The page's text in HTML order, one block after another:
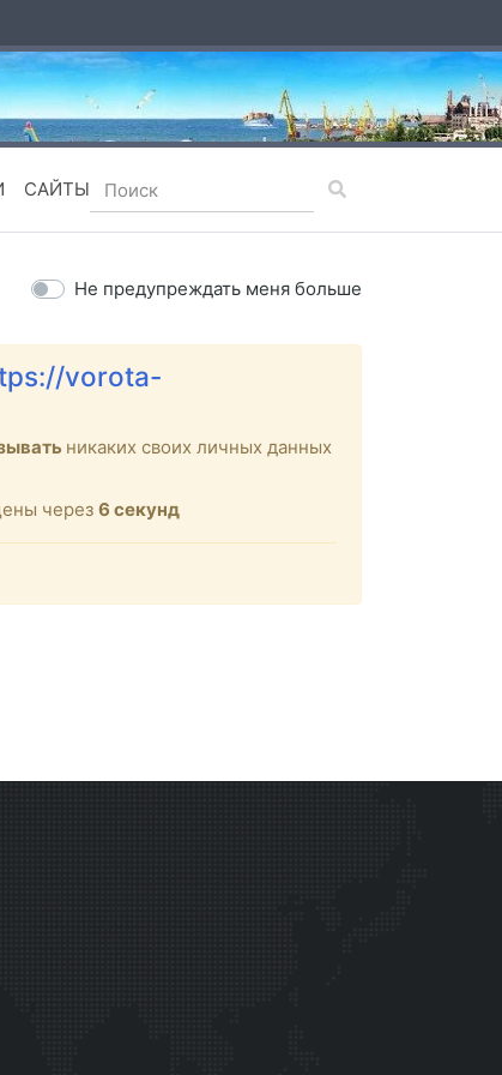
САЙТЫ
Не предупреждать меня больше
vorota-
никаких своих личных данных
через 6 секунд